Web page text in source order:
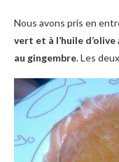
Nous avons pris en
vert et à l’huile d’olive
au gingembre. Les